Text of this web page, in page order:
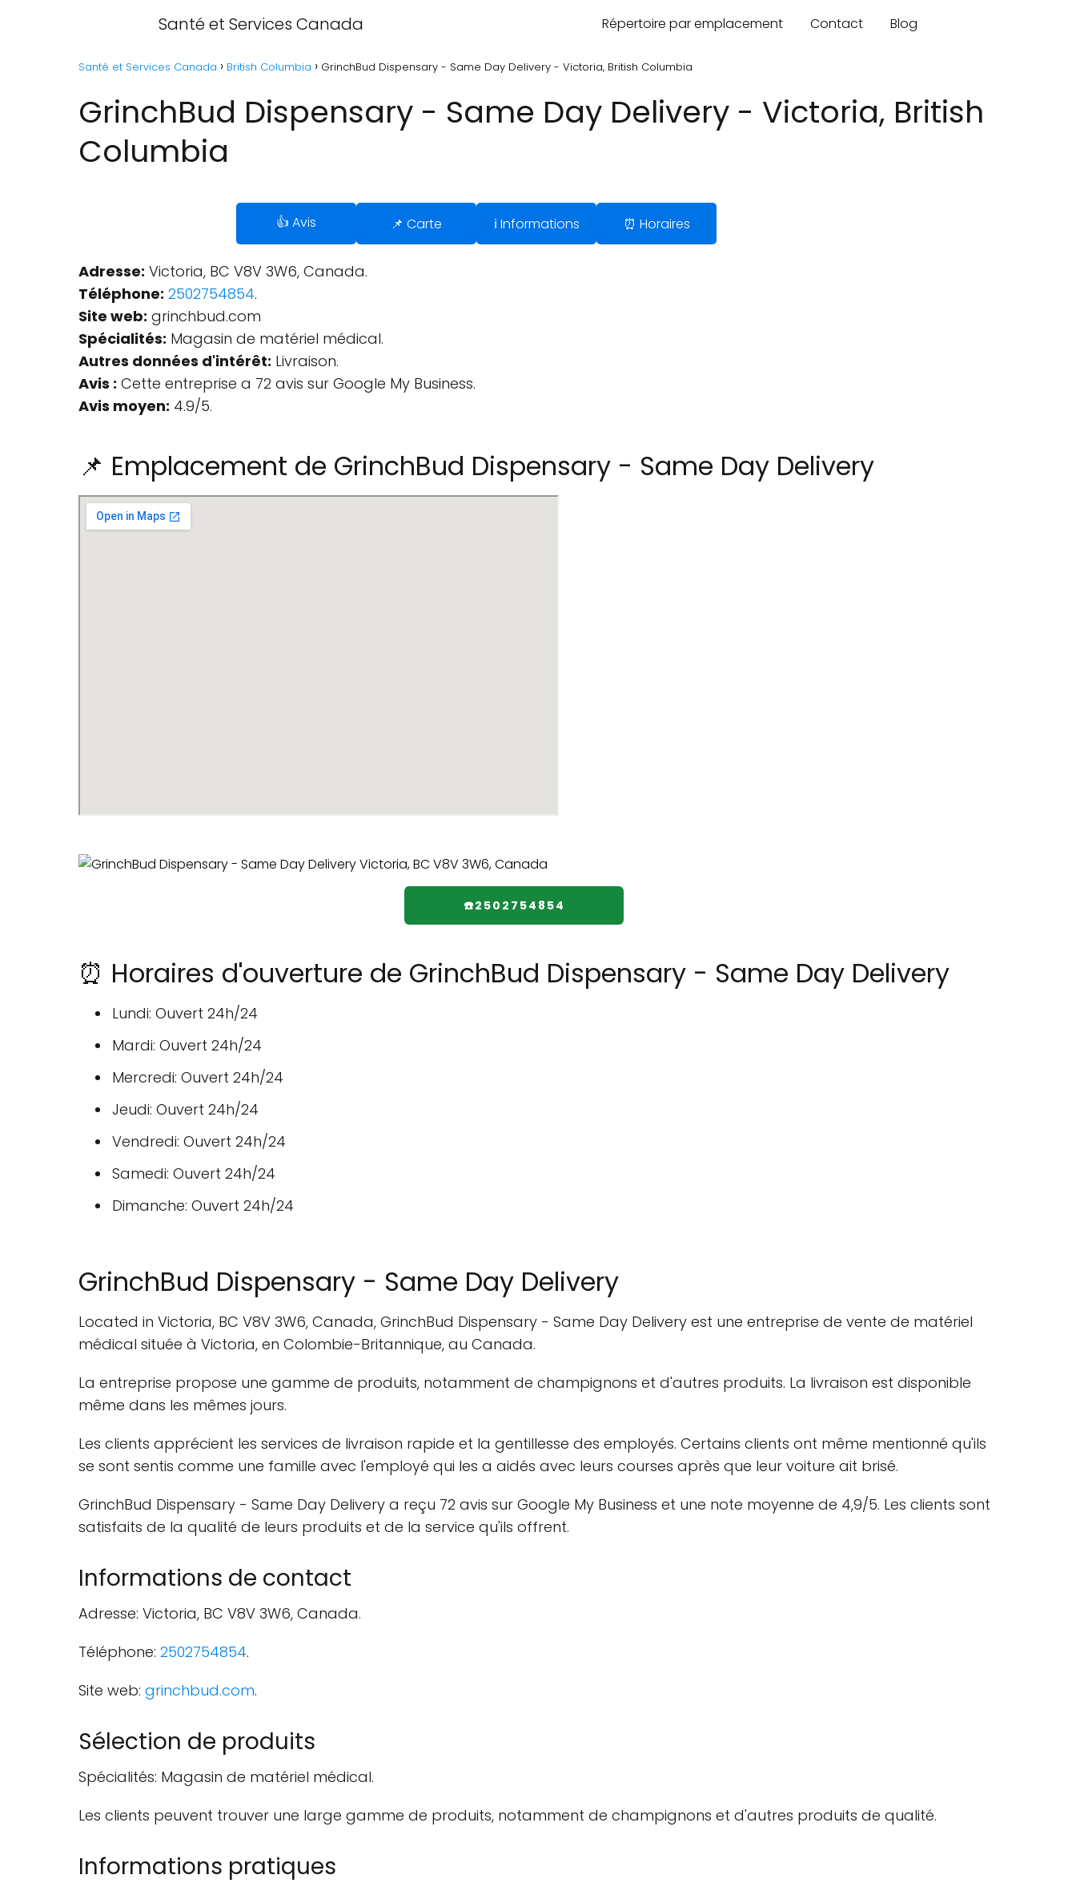
Santé et Services Canada Répertoire par emplacement Contact Blog
Santé et Services Canada British Columbia GrinchBud Dispensary - Same Day Delivery - Victoria, British Columbia
GrinchBud Dispensary - Same Day Delivery - Victoria, British
Columbia
👍 Avis 📌 Carte ℹ️ Informations ⏰ Horaires
Adresse: Victoria, BC V8V 3W6, Canada.
Téléphone: 2502754854.
Site web: grinchbud.com
Spécialités: Magasin de matériel médical.
Autres données d'intérêt: Livraison.
Avis : Cette entreprise a 72 avis sur Google My Business.
Avis moyen: 4.9/5.
📌 Emplacement de GrinchBud Dispensary - Same Day Delivery
☎️2502754854
⏰ Horaires d'ouverture de GrinchBud Dispensary - Same Day Delivery
Lundi: Ouvert 24h/24
Mardi: Ouvert 24h/24
Mercredi: Ouvert 24h/24
Jeudi: Ouvert 24h/24
Vendredi: Ouvert 24h/24
Samedi: Ouvert 24h/24
Dimanche: Ouvert 24h/24
GrinchBud Dispensary - Same Day Delivery
Located in Victoria, BC V8V 3W6, Canada, GrinchBud Dispensary - Same Day Delivery est une entreprise de vente de matériel
médical située à Victoria, en Colombie-Britannique, au Canada.
La entreprise propose une gamme de produits, notamment de champignons et d'autres produits. La livraison est disponible
même dans les mêmes jours.
Les clients apprécient les services de livraison rapide et la gentillesse des employés. Certains clients ont même mentionné qu'ils
se sont sentis comme une famille avec l'employé qui les a aidés avec leurs courses après que leur voiture ait brisé.
GrinchBud Dispensary - Same Day Delivery a reçu 72 avis sur Google My Business et une note moyenne de 4,9/5. Les clients sont
satisfaits de la qualité de leurs produits et de la service qu'ils offrent.
Informations de contact
Adresse: Victoria, BC V8V 3W6, Canada.
Téléphone: 2502754854.
Site web: grinchbud.com.
Sélection de produits
Spécialités: Magasin de matériel médical.
Les clients peuvent trouver une large gamme de produits, notamment de champignons et d'autres produits de qualité.
Informations pratiques